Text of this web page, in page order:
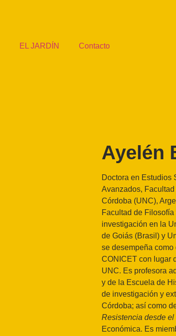
EL JARDÍN Contacto
Ayelén
Doctora en Estudios
Avanzados,
Córdoba (UNC),
Facultad de
investigación en la
de Goiás (Brasil) y
se desempeña
CONICET con lugar
UNC. Es profesora
y de la Escuela de
de investigación y
Córdoba; así como
Resistencia desde
Económica. Es